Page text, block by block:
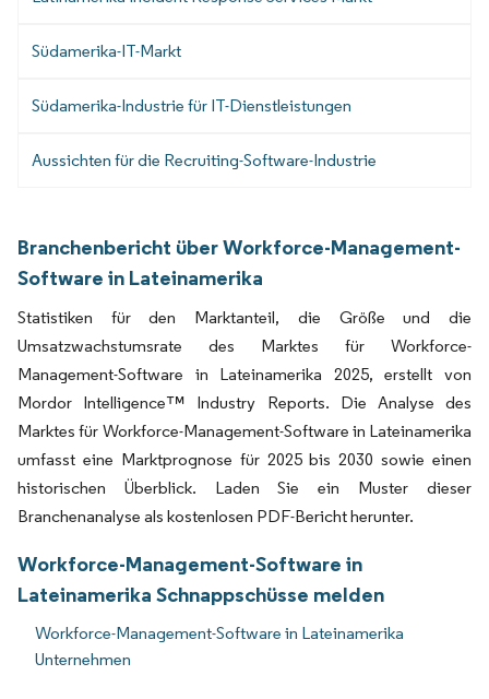
Südamerika-IT-Markt
Südamerika-Industrie für IT-Dienstleistungen
Aussichten für die Recruiting-Software-Industrie
Branchenbericht über Workforce-Management-
Software in Lateinamerika
Statistiken für den Marktanteil, die Größe und die
Umsatzwachstumsrate des Marktes für Workforce-
Management-Software in Lateinamerika 2025, erstellt von
Mordor Intelligence™ Industry Reports. Die Analyse des
Marktes für Workforce-Management-Software in Lateinamerika
umfasst eine Marktprognose für 2025 bis 2030 sowie einen
historischen Überblick. Laden Sie ein Muster dieser
Branchenanalyse als kostenlosen PDF-Bericht herunter.
Workforce-Management-Software in
Lateinamerika Schnappschüsse melden
Workforce-Management-Software in Lateinamerika
Unternehmen